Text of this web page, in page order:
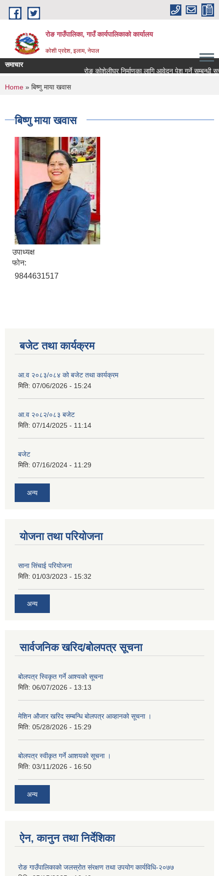
Skip to main content
रोङ गाउँपालिका, गाउँ कार्यपालिकाको कार्यालय
कोशी प्रदेश, इलाम, नेपाल
समाचार
रोङ कोशेलीघर निर्माणका लागि आवेदन पेश गर्ने सम्बन्धी
You are here
Home » बिष्णु माया खवास
बिष्णु माया खवास
उपाध्यक्ष
फोन:
9844631517
बजेट तथा कार्यक्रम
आ.व २०८३/०८४ को बजेट तथा कार्यक्रम
मिति: 07/06/2026 - 15:24
आ.व २०८२/०८३ बजेट
मिति: 07/14/2025 - 11:14
बजेट
मिति: 07/16/2024 - 11:29
अन्य
योजना तथा परियोजना
साना सिंचाई परियोजना
मिति: 01/03/2023 - 15:32
अन्य
सार्वजनिक खरिद/बोलपत्र सूचना
बोलपत्र स्विकृत गर्ने आश्यको सूचना
मिति: 06/07/2026 - 13:13
मेशिन औजार खरिद सम्बन्धि बोलपत्र आव्हानको सूचना ।
मिति: 05/28/2026 - 15:29
बोलपत्र स्वीकृत गर्ने आशयको सूचना ।
मिति: 03/11/2026 - 16:50
अन्य
ऐन, कानुन तथा निर्देशिका
रोङ गाउँपालिकाको जलस्रोत संरक्षण तथा उपयोग कार्यविधि-२०७७